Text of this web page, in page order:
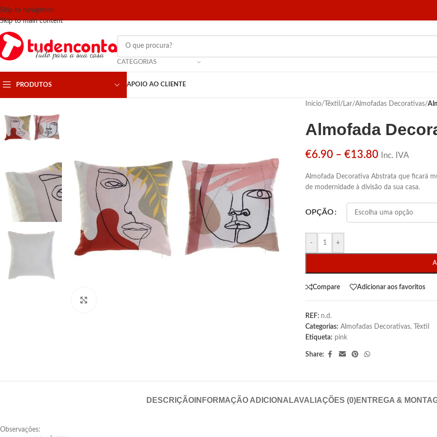
Skip to navigation
Skip to main content
CATEGORIAS
PRODUTOS APOIO AO CLIENTE
Início/ Têxtil / Lar/Almofadas Decorativas/
Almofada
€6.90 – €13.80 Inc. IVA
Almofada Decorativa Abstrata que ficará
de modernidade à divisão da sua casa.
OPÇÃO
- +
Compare Adicionar aos favoritos
REF: n.d.
Categorias: Almofadas Decorativas,
Têxtil
Etiqueta: pink
Share:
DESCRIÇÃOINFORMAÇÃO ADICIONALAVALIAÇÕES (0)ENTREGA &
Observações: